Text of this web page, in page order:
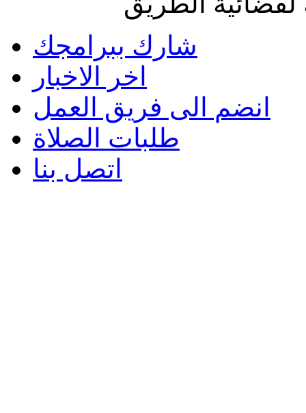
شارك ببرامجك
اخر الاخبار
انضم الى فريق العمل
طلبات الصلاة
اتصل بنا